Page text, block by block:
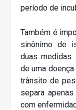
período de
Também é
sinônimo de
duas medidas
de uma
trânsito de
separa
com